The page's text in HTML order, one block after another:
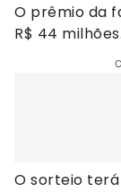
O prêmio da
R$ 44 milhões.
O sorteio